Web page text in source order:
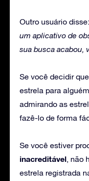
Outro usuário disse:
um aplicativo de
sua busca acabou,
Se você decidir
estrela para
admirando as
fazê-lo de forma
Se você estiver
inacreditável, não
estrela registrada